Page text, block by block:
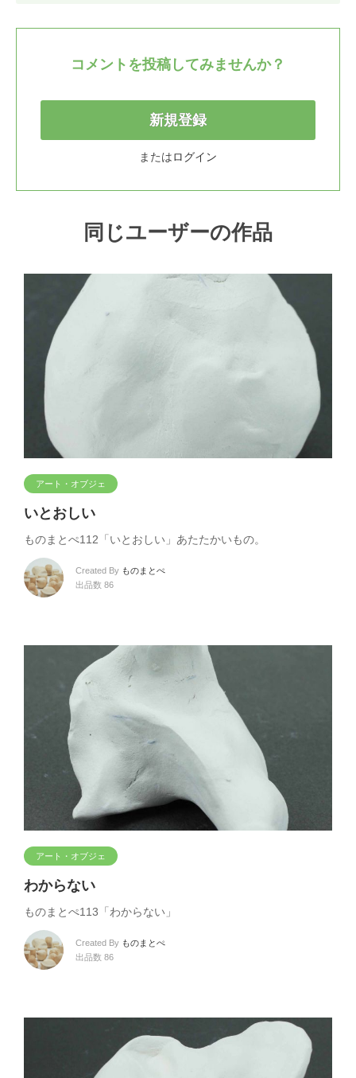
コメントを投稿してみませんか？
新規登録
またはログイン
同じユーザーの作品
アート・オブジェ
いとおしい
ものまとぺ112「いとおしい」あたたかいもの。
Created By ものまとぺ
出品数 86
アート・オブジェ
わからない
ものまとぺ113「わからない」
Created By ものまとぺ
出品数 86